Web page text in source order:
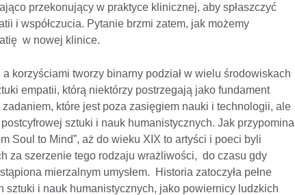
przekonujący w praktyce klinicznej, aby spłaszczyć
i współczucia. Pytanie brzmi zatem, jak możemy
w nowej klinice.
korzyściami tworzy binarny podział w wielu środowiskach
empatii, którą niektórzy postrzegają jako fundament
które jest poza zasięgiem nauki i technologii, ale
sztuki i nauk humanistycznych. Jak przypomina
Soul to Mind”, aż do wieku XIX to artyści i poeci byli
za szerzenie tego rodzaju wrażliwości, do czasu gdy
mierzalnym umysłem. Historia zatoczyła pełne
sztuki i nauk humanistycznych, jako powiernicy ludzkich